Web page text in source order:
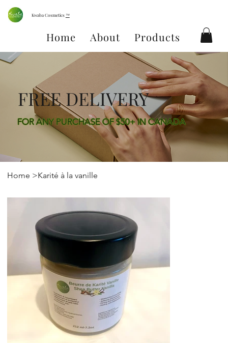
Kwaba Cosmetics ™
Home About Products
Home >Karité à la vanille
FREE DELIVERY
FOR ANY PURCHASE OF $50+ IN CANADA